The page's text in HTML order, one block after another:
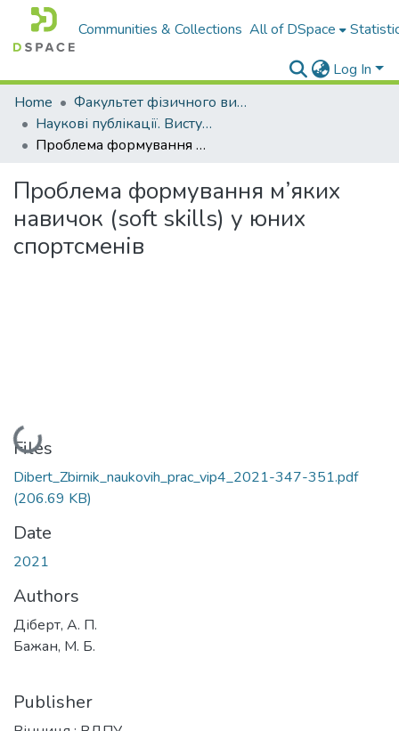
Communities & Collections All of DSpace
Log In
Home
Факультет фізичного виховання і спорту
Наукові публікації. Виступи
Проблема формування м’яких навичок (soft skills) у юних спортсменів
Проблема формування м’яких
навичок (soft skills) у юних
спортсменів
Loading...
Files
Dibert_Zbirnik_naukovih_prac_vip4_2021-347-351.pdf
(206.69 KB)
Date
2021
Authors
Діберт, А. П.
Бажан, М. Б.
Publisher